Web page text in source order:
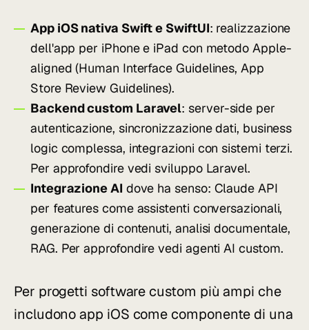
App iOS nativa Swift e SwiftUI: realizzazione
dell'app per iPhone e iPad con metodo Apple-
aligned (Human Interface Guidelines, App
Store Review Guidelines).
Backend custom Laravel: server-side per
autenticazione, sincronizzazione dati, business
logic complessa, integrazioni con sistemi terzi.
Per approfondire vedisviluppo Laravel.
Integrazione AI dove ha senso: Claude API
per features come assistenti conversazionali,
generazione di contenuti, analisi documentale,
RAG. Per approfondire vedi agenti AI custom.
Per progetti software custom più ampi che
includono app iOS come componente di una